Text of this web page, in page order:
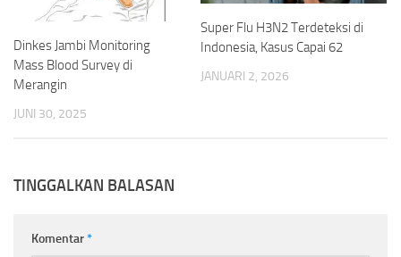
Dinkes Jambi Monitoring
Mass Blood Survey di
Merangin
JUNI 30, 2025
Super Flu H3N2 Terdeteksi di
Indonesia, Kasus Capai 62
JANUARI 2, 2026
TINGGALKAN BALASAN
Komentar*